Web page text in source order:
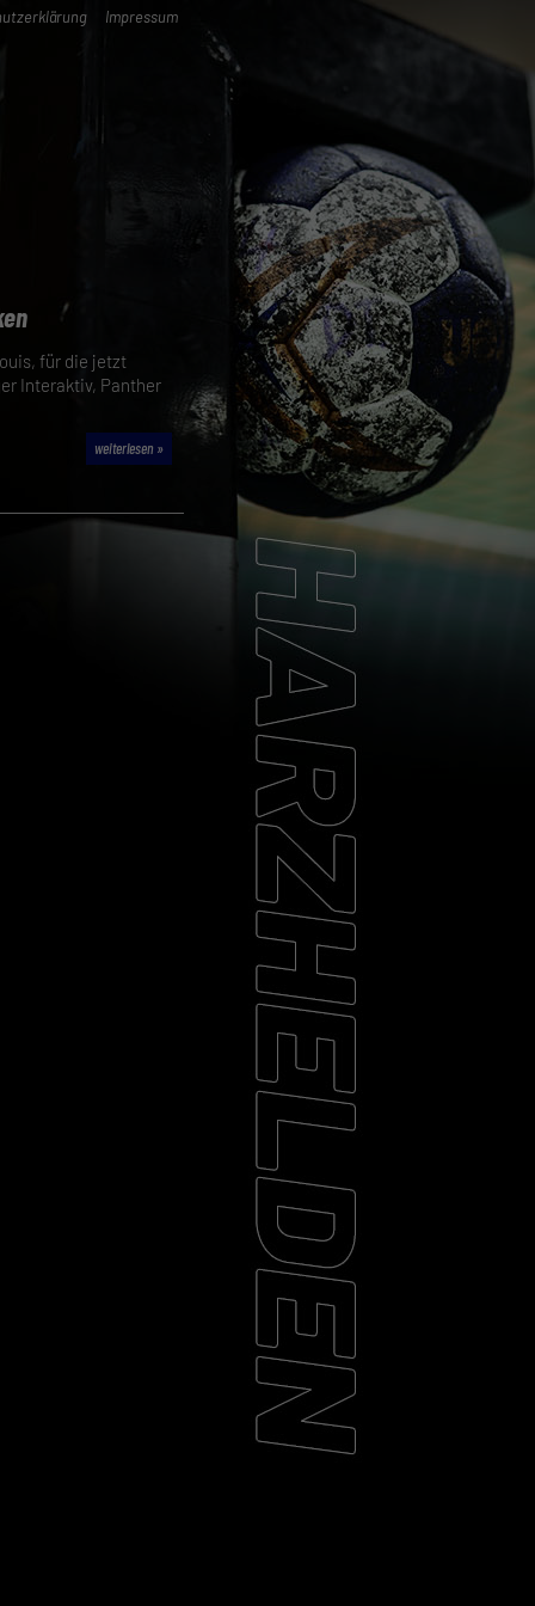
Impressum
für die jetzt
Interaktiv, Panther
weiterlesen »